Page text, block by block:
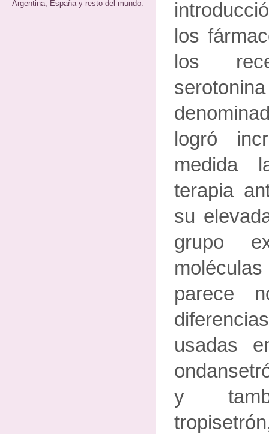
Argentina, España y resto del mundo.
los
los
logró
medida
terapia
su
grupo
parece
usadas
y